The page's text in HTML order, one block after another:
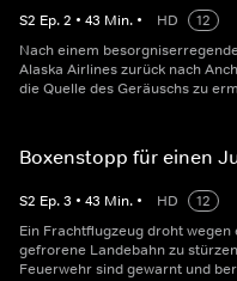
S2 Ep.2 • 43 Min. • HD
12
Nach einem
Alaska Airlines zurück nach
die Quelle des Geräuschs zu
Boxenstopp für einen
S2 Ep.3 • 43 Min. • HD
12
Ein Frachtflugzeug droht
gefrorene Landebahn zu
Feuerwehr sind gewarnt und